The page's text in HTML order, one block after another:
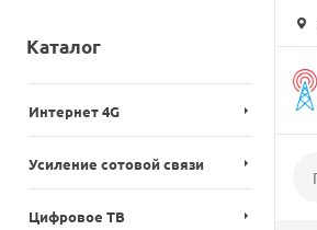
Каталог
Интернет 4G
Усиление сотовой связи
Цифровое ТВ